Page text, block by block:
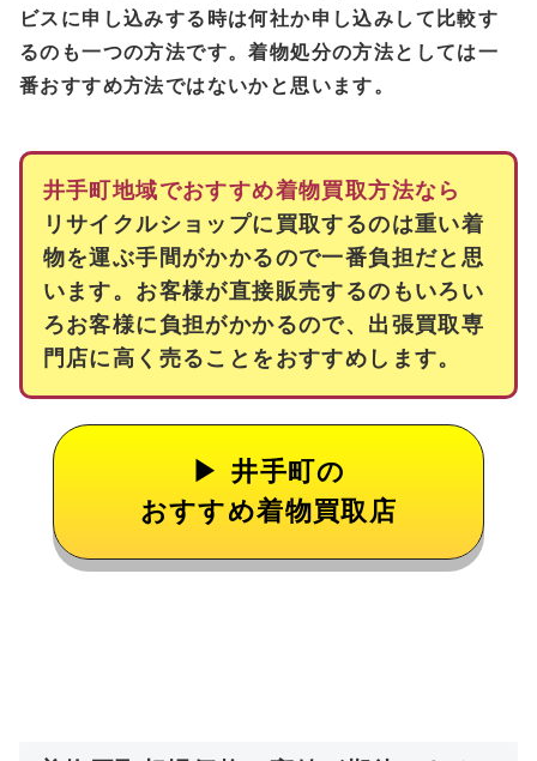
ビスに申し込みする時は何社か申し込みして比較す
るのも一つの方法です。着物処分の方法としては一
番おすすめ方法ではないかと思います。
井手町地域でおすすめ着物買取方法なら
リサイクルショップに買取するのは重い着
物を運ぶ手間がかかるので一番負担だと思
います。お客様が直接販売するのもいろい
ろお客様に負担がかかるので、出張買取専
門店に高く売ることをおすすめします。
井手町の
おすすめ着物買取店